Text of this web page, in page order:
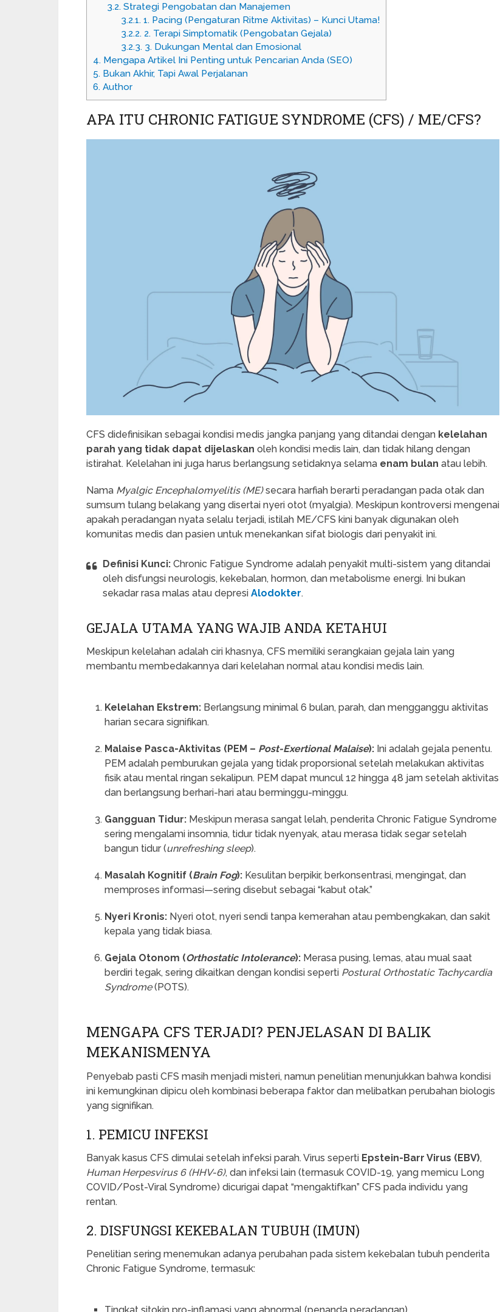
3.2.Strategi Pengobatan dan Manajemen
3.2.1.1. Pacing (Pengaturan Ritme Aktivitas) – Kunci Utama!
3.2.2.2. Terapi Simptomatik (Pengobatan Gejala)
3.2.3.3. Dukungan Mental dan Emosional
4. Mengapa Artikel Ini Penting untuk Pencarian Anda (SEO)
5. Bukan Akhir, Tapi Awal Perjalanan
6. Author
APA ITU CHRONIC FATIGUE SYNDROME (CFS) / ME/CFS?
CFS didefinisikan sebagai kondisi medis jangka panjang yang ditandai dengan kelelahan
parah yang tidak dapat dijelaskan oleh kondisi medis lain, dan tidak hilang dengan
istirahat. Kelelahan ini juga harus berlangsung setidaknya selama enam bulan atau lebih.
Nama Myalgic Encephalomyelitis (ME)secara harfiah berarti peradangan pada otak dan
sumsum tulang belakang yang disertai nyeri otot (myalgia). Meskipun kontroversi mengenai
apakah peradangan nyata selalu terjadi, istilah ME/CFS kini banyak digunakan oleh
komunitas medis dan pasien untuk menekankan sifat biologis dari penyakit ini.
Definisi Kunci: Chronic Fatigue Syndrome adalah penyakit multi-sistem yang ditandai
oleh disfungsi neurologis, kekebalan, hormon, dan metabolisme energi. Ini bukan
sekadar rasa malas atau depresi Alodokter.
GEJALA UTAMA YANG WAJIB ANDA KETAHUI
Meskipun kelelahan adalah ciri khasnya, CFS memiliki serangkaian gejala lain yang
membantu membedakannya dari kelelahan normal atau kondisi medis lain.
Kelelahan Ekstrem: Berlangsung minimal 6 bulan, parah, dan mengganggu aktivitas
harian secara signifikan.
Malaise Pasca-Aktivitas (PEM – Post-Exertional Malaise): Ini adalah gejala penentu.
PEM adalah pemburukan gejala yang tidak proporsional setelah melakukan aktivitas
fisik atau mental ringan sekalipun. PEM dapat muncul 12 hingga 48 jam setelah aktivitas
dan berlangsung berhari-hari atau berminggu-minggu.
Gangguan Tidur: Meskipun merasa sangat lelah, penderita Chronic Fatigue Syndrome
sering mengalami insomnia, tidur tidak nyenyak, atau merasa tidak segar setelah
bangun tidur (unrefreshing sleep).
Masalah Kognitif (Brain Fog): Kesulitan berpikir, berkonsentrasi, mengingat, dan
memproses informasi—sering disebut sebagai “kabut otak.”
Nyeri Kronis: Nyeri otot, nyeri sendi tanpa kemerahan atau pembengkakan, dan sakit
kepala yang tidak biasa.
Gejala Otonom (Orthostatic Intolerance): Merasa pusing, lemas, atau mual saat
berdiri tegak, sering dikaitkan dengan kondisi seperti Postural Orthostatic Tachycardia
Syndrome(POTS).
MENGAPA CFS TERJADI? PENJELASAN DI BALIK
MEKANISMENYA
Penyebab pasti CFS masih menjadi misteri, namun penelitian menunjukkan bahwa kondisi
ini kemungkinan dipicu oleh kombinasi beberapa faktor dan melibatkan perubahan biologis
yang signifikan.
1. PEMICU INFEKSI
Banyak kasus CFS dimulai setelah infeksi parah. Virus seperti Epstein-Barr Virus (EBV),
Human Herpesvirus 6 (HHV-6), dan infeksi lain (termasuk COVID-19, yang memicu Long
COVID/Post-Viral Syndrome) dicurigai dapat “mengaktifkan” CFS pada individu yang
rentan.
2. DISFUNGSI KEKEBALAN TUBUH (IMUN)
Penelitian sering menemukan adanya perubahan pada sistem kekebalan tubuh penderita
Chronic Fatigue Syndrome, termasuk:
Tingkat sitokin pro-inflamasi yang abnormal (penanda peradangan).